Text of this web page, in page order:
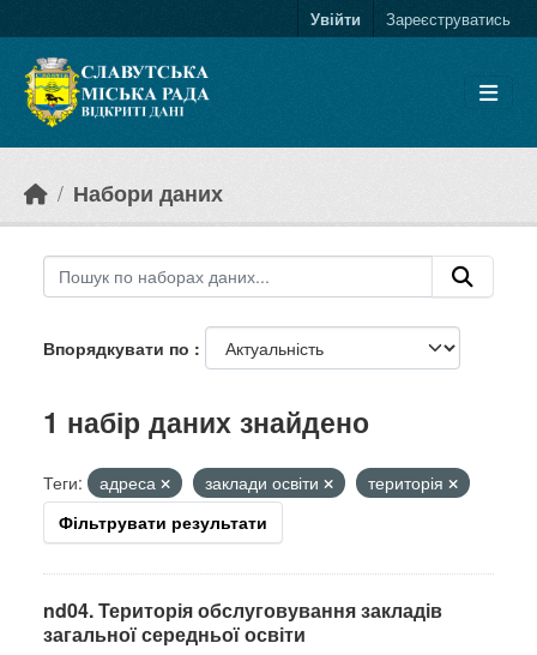
Увійти Зареєструватись
Набори даних
Впорядкувати по
1 набір даних знайдено
Теги: адреса заклади освіти
територія
Фільтрувати результати
nd04. Територія обслуговування закладів
загальної середньої освіти